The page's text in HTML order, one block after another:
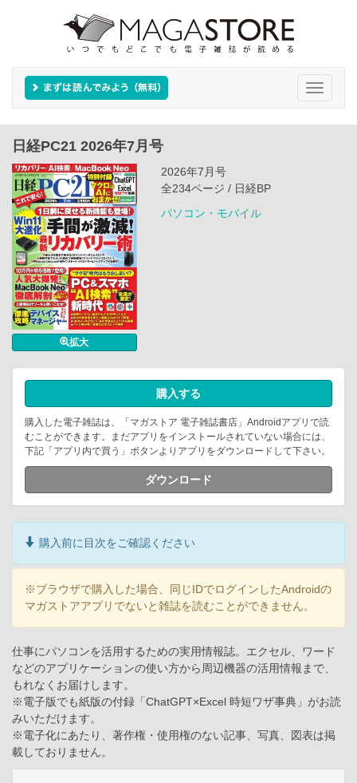
Toggle
日経PC21 2026年7月号
拡大
2026年7月号
全234ページ / 日経BP
パソコン・モバイル
購入する
購入した電子雑誌は、「マガストア 電子雑誌書店」Androidアプリで読
むことができます。まだアプリをインストールされていない場合には、
下記「アプリ内で買う」ボタンよりアプリをダウンロードして下さい。
ダウンロード
購入前に目次をご確認ください
※ブラウザで購入した場合、同じIDでログインしたAndroidの
マガストアアプリでないと雑誌を読むことができません。
仕事にパソコンを活用するための実用情報誌。エクセル、ワード
などのアプリケーションの使い方から周辺機器の活用情報まで、
もれなくお届けします。
※電子版でも紙版の付録「ChatGPT×Excel 時短ワザ事典」がお読
みいただけます。
※電子化にあたり、著作権・使用権のない記事、写真、図表は掲
載しておりません。